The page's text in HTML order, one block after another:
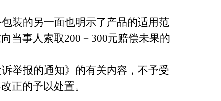
装的另一面也明示了产品的适用范
当事人索取200－300元赔偿未果的
举报的通知》的有关内容，不予受
正的予以处置。